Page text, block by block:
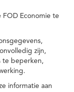
Economie te
zijn,
te beperken,
informatie aan